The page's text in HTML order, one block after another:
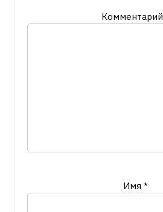
Комментарий
Имя *